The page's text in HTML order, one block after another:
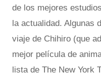
de los mejores
la actualidad. Algunas
viaje de Chihiro (que
mejor película de
lista de The New York